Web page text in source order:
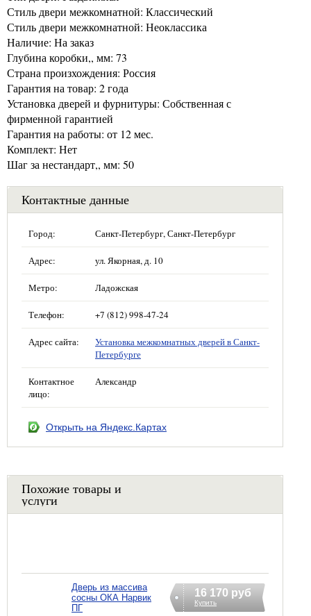
Стиль двери межкомнатной: Классический
Стиль двери межкомнатной: Неоклассика
Наличие: На заказ
Глубина коробки,, мм: 73
Страна произхождения: Россия
Гарантия на товар: 2 года
Установка дверей и фурнитуры: Собственная с
фирменной гарантией
Гарантия на работы: от 12 мес.
Комплект: Нет
Шаг за нестандарт,, мм: 50
Контактные данные
Город: Санкт-Петербург, Санкт-Петербург
Адрес: ул. Якорная, д. 10
Метро: Ладожская
Телефон: +7 (812) 998-47-24
Адрес сайта:
Установка межкомнатных дверей в Санкт-
Петербурге
Контактное
лицо:
Александр
Открыть на Яндекс.Картах
Похожие товары и
услуги
Дверь из массива
сосны ОКА Нарвик
ПГ
16 170 руб
Купить